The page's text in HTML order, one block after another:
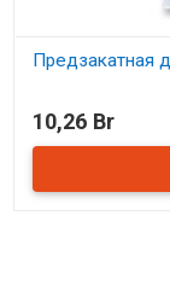
Предзакатная
10,26 Br